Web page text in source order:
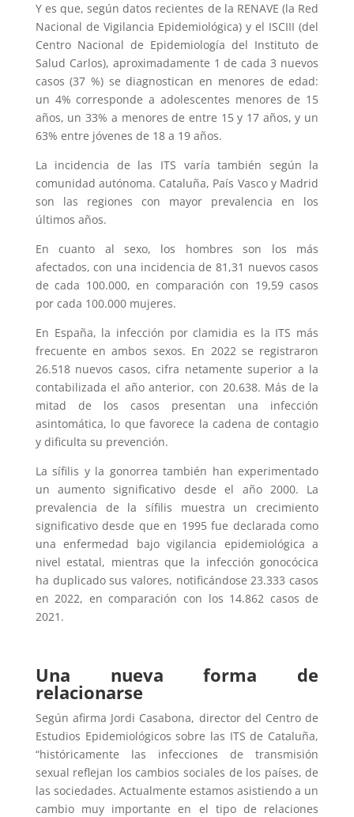
Y es que, según datos recientes de la RENAVE (la Red
Nacional de Vigilancia Epidemiológica) y el ISCIII (del
Centro Nacional de Epidemiología del Instituto de
Salud Carlos), aproximadamente 1 de cada 3 nuevos
casos (37 %) se diagnostican en menores de edad:
un 4% corresponde a adolescentes menores de 15
años, un 33% a menores de entre 15 y 17 años, y un
63% entre jóvenes de 18 a 19 años.
La incidencia de las ITS varía también según la
comunidad autónoma. Cataluña, País Vasco y Madrid
son las regiones con mayor prevalencia en los
últimos años.
En cuanto al sexo, los hombres son los más
afectados, con una incidencia de 81,31 nuevos casos
de cada 100.000, en comparación con 19,59 casos
por cada 100.000 mujeres.
En España, la infección por clamidia es la ITS más
frecuente en ambos sexos. En 2022 se registraron
26.518 nuevos casos, cifra netamente superior a la
contabilizada el año anterior, con 20.638. Más de la
mitad de los casos presentan una infección
asintomática, lo que favorece la cadena de contagio
y dificulta su prevención.
La sífilis y la gonorrea también han experimentado
un aumento significativo desde el año 2000. La
prevalencia de la sífilis muestra un crecimiento
significativo desde que en 1995 fue declarada como
una enfermedad bajo vigilancia epidemiológica a
nivel estatal, mientras que la infección gonocócica
ha duplicado sus valores, notificándose 23.333 casos
en 2022, en comparación con los 14.862 casos de
2021.
Una nueva forma de
relacionarse
Según afirma Jordi Casabona, director del Centro de
Estudios Epidemiológicos sobre las ITS de Cataluña,
“históricamente las infecciones de transmisión
sexual reflejan los cambios sociales de los países, de
las sociedades. Actualmente estamos asistiendo a un
cambio muy importante en el tipo de relaciones